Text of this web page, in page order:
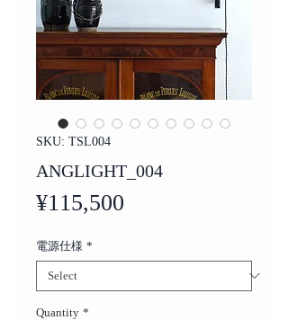
SKU: TSL004
ANGLIGHT_004
¥115,500
電源仕様 *
Quantity *